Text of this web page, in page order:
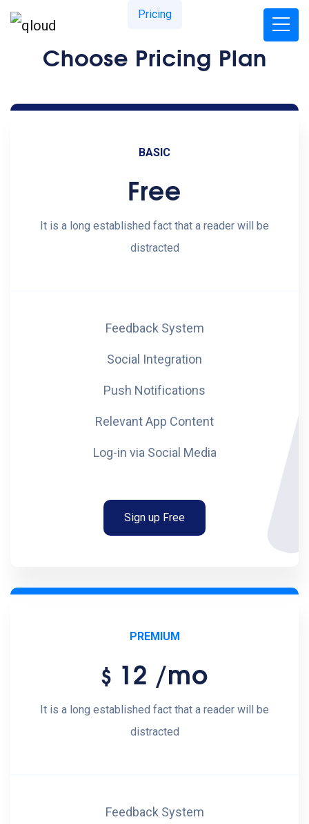
Pricing
Choose Pricing Plan
BASIC
Free
It is a long established fact that a reader will be
distracted
Feedback System
Social Integration
Push Notifications
Relevant App Content
Log-in via Social Media
Sign up Free
PREMIUM
$ 12 /mo
It is a long established fact that a reader will be
distracted
Feedback System